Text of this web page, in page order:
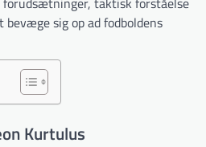
sig op ad fodboldens
Kurtulus